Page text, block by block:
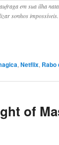
em sua ilha
sonhos impossíveis.
, Netflix, Rabo
of